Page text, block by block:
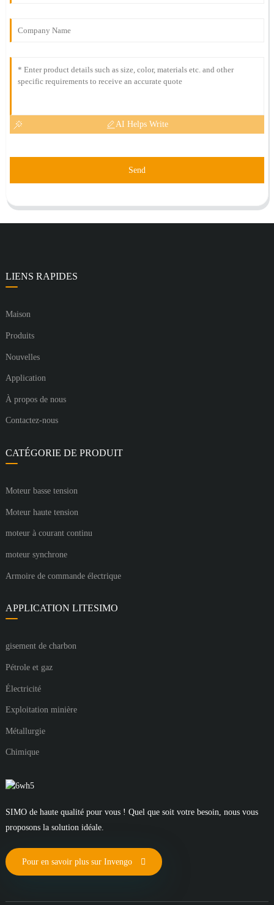
AI Helps Write
Send
LIENS RAPIDES
Maison
Produits
Nouvelles
Application
À propos de nous
Contactez-nous
CATÉGORIE DE PRODUIT
Moteur basse tension
Moteur haute tension
moteur à courant continu
moteur synchrone
Armoire de commande électrique
APPLICATION LITESIMO
gisement de charbon
Pétrole et gaz
Électricité
Exploitation minière
Métallurgie
Chimique
SIMO de haute qualité pour vous ! Quel que soit votre besoin, nous vous
proposons la solution idéale.
Pour en savoir plus sur Invengo